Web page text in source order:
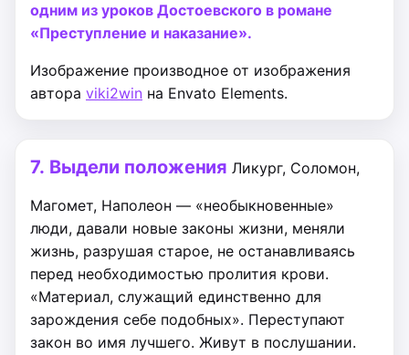
одним из уроков Достоевского в романе
«Преступление и наказание».
Изображение производное от изображения
автора viki2win на Envato Elements.
7. Выдели положения Ликург, Соломон,
Магомет, Наполеон — «необыкно­венные»
люди, давали новые законы жизни, меняли
жизнь, разрушая старое, не останавливаясь
перед необходимостью пролития крови.
«Материал, служащий единственно для
зарождения себе подобных». Переступают
закон во имя лучшего. Живут в послушании.